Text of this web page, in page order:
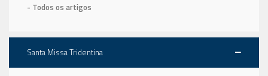
- Todos os artigos
Santa Missa Tridentina